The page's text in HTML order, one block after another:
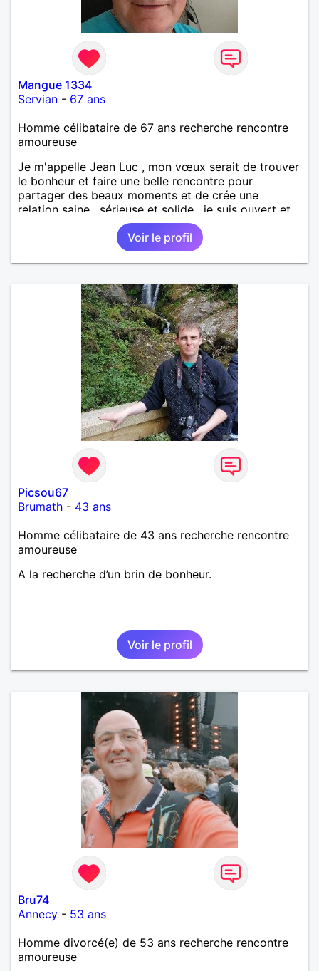
Mangue 1334
Servian - 67 ans
Homme célibataire de 67 ans recherche rencontre
amoureuse
Je m'appelle Jean Luc , mon vœux serait de trouver
le bonheur et faire une belle rencontre pour
partager des beaux moments et de crée une
relation saine , sérieuse et solide , je suis ouvert et
Voir le profil
Picsou67
Brumath - 43 ans
Homme célibataire de 43 ans recherche rencontre
amoureuse
A la recherche d’un brin de bonheur.
Voir le profil
Bru74
Annecy - 53 ans
Homme divorcé(e) de 53 ans recherche rencontre
amoureuse